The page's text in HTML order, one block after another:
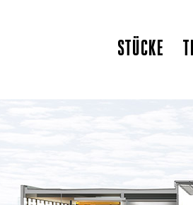
STÜCKE